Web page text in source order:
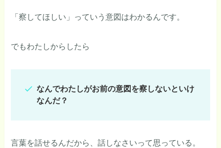
「察してほしい」っていう意図はわかるんです。
でもわたしからしたら
なんでわたしがお前の意図を察しないといけ
なんだ？
言葉を話せるんだから、話しなさいって思っている。